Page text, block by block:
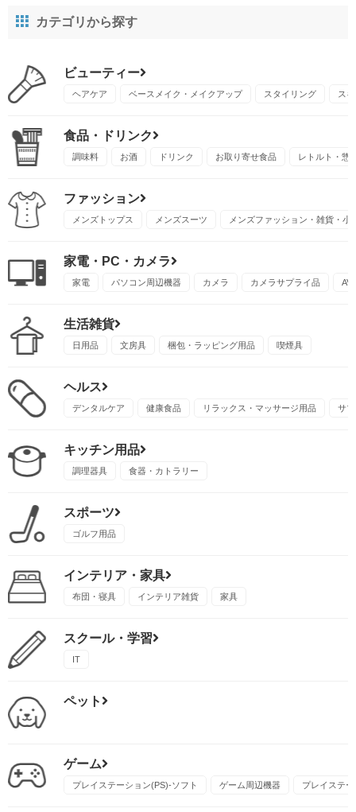
カテゴリから探す
ビューティー
ヘアケア ベースメイク・メイクアップ スタイリング ス
食品・ドリンク
調味料 お酒 ドリンク お取り寄せ食品 レトルト・惣
ファッション
メンズトップス メンズスーツ メンズファッション・雑貨・小
家電・PC・カメラ
家電 パソコン周辺機器 カメラ カメラサプライ品 AV
生活雑貨
日用品 文房具 梱包・ラッピング用品 喫煙具
ヘルス
デンタルケア 健康食品 リラックス・マッサージ用品 サ
キッチン用品
調理器具 食器・カトラリー
スポーツ
ゴルフ用品
インテリア・家具
布団・寝具 インテリア雑貨 家具
スクール・学習
IT
ペット
ゲーム
プレイステーション(PS)-ソフト ゲーム周辺機器 プレイステ